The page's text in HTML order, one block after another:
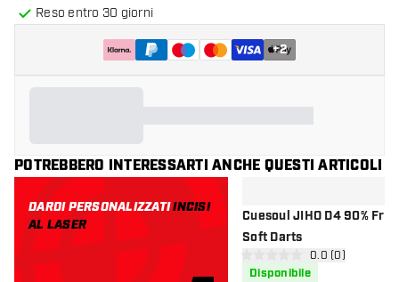
Reso entro 30 giorni
+2
POTREBBERO INTERESSARTI ANCHE QUESTI ARTICOLI
DARDI PERSONALIZZATIINCISI
AL LASER
Cuesoul JIHO D4 90% Freccette
Soft Darts
apri pannello
0 stelle di valutazione
0.0 (0)
Disponibile